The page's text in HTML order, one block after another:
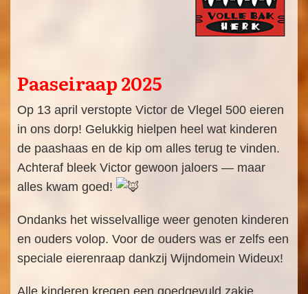
Paaseiraap 2025
Op 13 april verstopte Victor de Vlegel 500 eieren
in ons dorp! Gelukkig hielpen heel wat kinderen
de paashaas en de kip om alles terug te vinden.
Achteraf bleek Victor gewoon jaloers — maar
alles kwam goed!
Ondanks het wisselvallige weer genoten kinderen
en ouders volop. Voor de ouders was er zelfs een
speciale eierenraap dankzij Wijndomein Wideux!
Alle kinderen kregen een goedgevuld zakje